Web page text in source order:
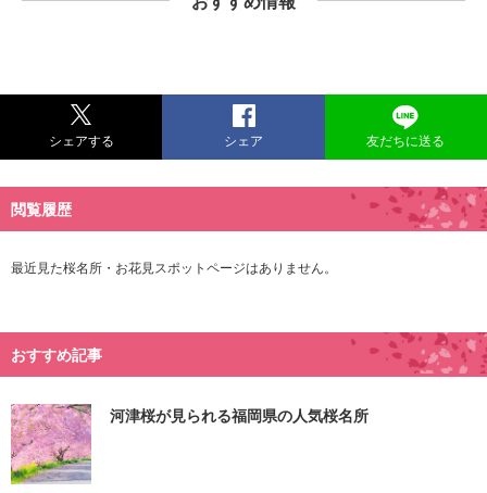
シェアする シェア 友だちに送る
閲覧履歴
最近見た桜名所・お花見スポットページはありません。
おすすめ記事
河津桜が見られる福岡県の人気桜名所